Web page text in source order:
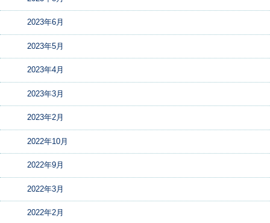
2023年6月
2023年5月
2023年4月
2023年3月
2023年2月
2022年10月
2022年9月
2022年3月
2022年2月